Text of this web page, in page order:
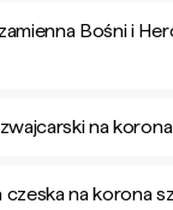
Bośni i
na
na korona